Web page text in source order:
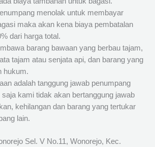
menolak untuk membayar
maka akan kena biaya pembatalan
dari harga total.
barang bawaan yang berbau tajam,
tajam atau senjata api, dan barang yang
hukum.
adalah tanggung jawab penumpang
saja kami tidak akan bertanggung jawab
kehilangan dan barang yang tertukar
lain.
Sel. V No.11, Wonorejo, Kec.